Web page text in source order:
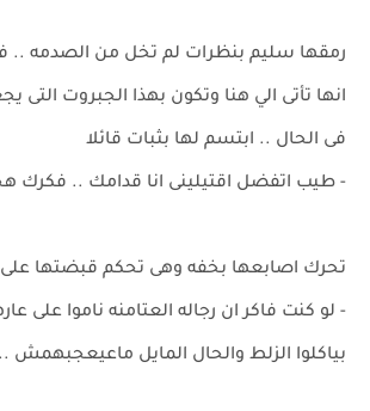
رمقها سليم بنظرات لم تخل من الصدمه ..
انها تأتى الي هنا وتكون بهذا الجبروت التى
فى الحال .. ابتسم لها بثبات قائلا
- طيب اتفضل اقتيلينى انا قدامك .. فكرك
تحرك اصابعها بخفه وهى تحكم قبضتها على
- لو كنت فاكر ان رجاله العتامنه ناموا على
بياكلوا الزلط والحال المايل ماعيعجبهمش ..